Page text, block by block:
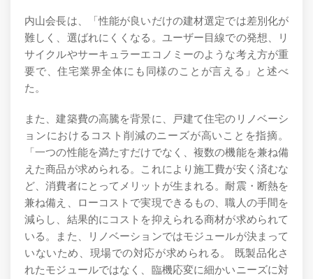
内山会長は、「性能が良いだけの建材選定では差別化が
難しく、選ばれにくくなる。ユーザー目線での発想、リ
サイクルやサーキュラーエコノミーのような考え方が重
要で、住宅業界全体にも同様のことが言える」と述べ
た。
また、建築費の高騰を背景に、戸建て住宅のリノベーシ
ョンにおけるコスト削減のニーズが高いことを指摘。
「一つの性能を満たすだけでなく、複数の機能を兼ね備
えた商品が求められる。これにより施工費が安く済むな
ど、消費者にとってメリットが生まれる。耐震・断熱を
兼ね備え、ローコストで実現できるもの、職人の手間を
減らし、結果的にコストを抑えられる商材が求められて
いる。また、リノベーションではモジュールが決まって
いないため、現場での対応が求められる。 既製品化さ
れたモジュールではなく、臨機応変に細かいニーズに対